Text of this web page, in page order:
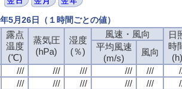
月26日（１時間ごとの値）
露点
温度
(℃)
蒸気圧
(hPa)
湿度
(％)
風速・風向
日
時
(h)
平均風速
(m/s)
風向
/// /// /// /// ///
/// /// /// /// ///
露点
温度
(℃)
蒸気圧
(hPa)
湿度
(％)
風速・風向
日
時
(h)
平均風速
(m/s)
風向
/// /// /// /// ///
/// /// /// /// ///
露点
温度
(℃)
蒸気圧
(hPa)
湿度
(％)
風速・風向
日
時
(h)
平均風速
(m/s)
風向
/// /// /// /// ///
/// /// /// /// ///
露点
温度
(℃)
蒸気圧
(hPa)
湿度
(％)
風速・風向
日
時
(h)
平均風速
(m/s)
風向
/// /// /// /// ///
/// /// /// /// ///